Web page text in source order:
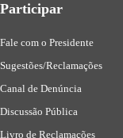
Participar
Fale com o Presidente
Sugestões/Reclamações
Canal de Denúncia
Discussão Pública
Livro de Reclamações